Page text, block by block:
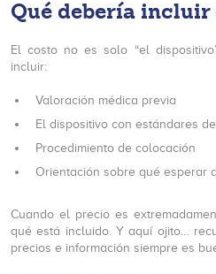
Qué debería
El costo no es solo “el
incluir:
Valoración médica previa
El dispositivo con estándares
Procedimiento de colocación
Orientación sobre qué esperar
Cuando el precio es
qué está incluido. Y aquí ojito…
precios e información siempre es